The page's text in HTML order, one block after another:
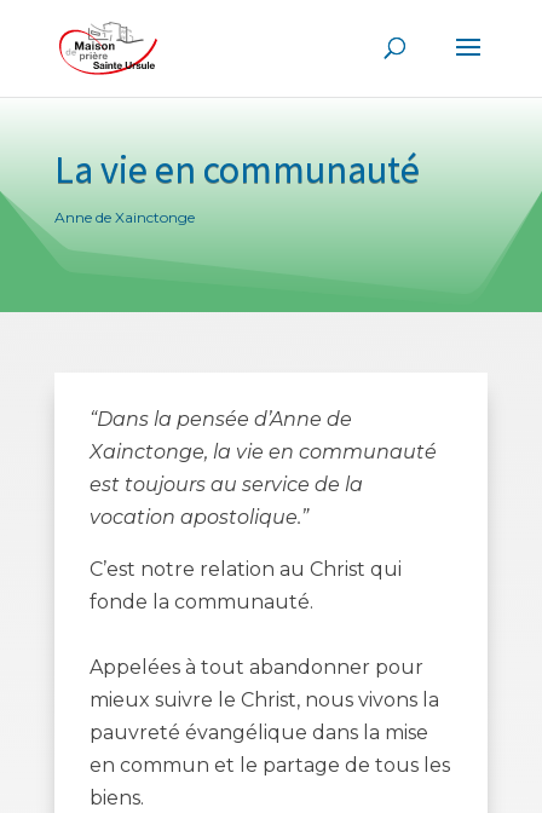
La vie en communauté
Anne de Xainctonge
“Dans la pensée d’Anne de
Xainctonge, la vie en communauté
est toujours au service de la
vocation apostolique.”
C’est notre relation au Christ qui
fonde la communauté.
Appelées à tout abandonner pour
mieux suivre le Christ, nous vivons la
pauvreté évangélique dans la mise
en commun et le partage de tous les
biens.